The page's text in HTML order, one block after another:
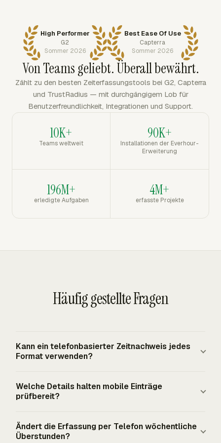
High Performer
G2
Sommer 2026
Best Ease Of Use
Capterra
Sommer 2026
Von Teams geliebt. Überall bewährt.
Zählt zu den besten Zeiterfassungstools bei G2, Capterra
und TrustRadius — mit durchgängigem Lob für
Benutzerfreundlichkeit, Integrationen und Support.
10K+
Teams weltweit
90K+
Installationen der Everhour-
Erweiterung
196M+
erledigte Aufgaben
4M+
erfasste Projekte
Häufig gestellte Fragen
Kann ein telefonbasierter Zeitnachweis jedes
Format verwenden?
FLSA von abgedeckten Arbeitgebern nicht, ein
bestimmtes Zeiterfassungsformular oder -system zu
und genaue Aufzeichnungen für nicht freigestellte
Welche Details halten mobile Einträge
prüfbereit?
Stoppzeiten oder tägliche Gesamtstunden, unbezahlte
Ändert die Erfassung per Telefon wöchentliche
Überstunden?